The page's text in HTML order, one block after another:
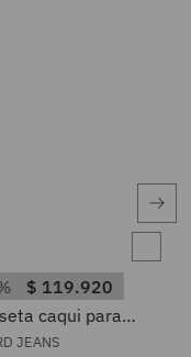
$ 119.920
caqui para
JEANS